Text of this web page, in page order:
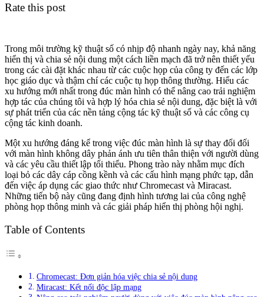
Rate this post
Trong môi trường kỹ thuật số có nhịp độ nhanh ngày nay, khả năng
hiển thị và chia sẻ nội dung một cách liền mạch đã trở nên thiết yếu
trong các cài đặt khác nhau từ các cuộc họp của công ty đến các lớp
học giáo dục và thậm chí các cuộc tụ họp thông thường. Hiểu các
xu hướng mới nhất trong đúc màn hình có thể nâng cao trải nghiệm
hợp tác của chúng tôi và hợp lý hóa chia sẻ nội dung, đặc biệt là với
sự phát triển của các nền tảng cộng tác kỹ thuật số và các công cụ
cộng tác kinh doanh.
Một xu hướng đáng kể trong việc đúc màn hình là sự thay đổi đối
với màn hình không dây phản ánh ưu tiên thân thiện với người dùng
và các yêu cầu thiết lập tối thiểu. Phong trào này nhằm mục đích
loại bỏ các dây cáp cồng kềnh và các cấu hình mạng phức tạp, dẫn
đến việc áp dụng các giao thức như Chromecast và Miracast.
Những tiến bộ này cũng đang định hình tương lai của công nghệ
phòng họp thông minh và các giải pháp hiển thị phòng hội nghị.
Table of Contents
Chromecast: Đơn giản hóa việc chia sẻ nội dung
Miracast: Kết nối độc lập mạng